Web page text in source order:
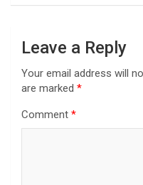
Leave a Reply
Your email address will
are marked *
Comment *